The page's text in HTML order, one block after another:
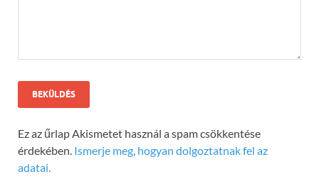
Ez az űrlap Akismetet használ a spam csökkentése
érdekében. Ismerje meg, hogyan dolgoztatnak fel az
adatai.